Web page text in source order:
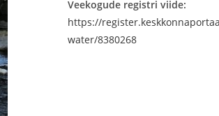
Veekogude registri viide:
https://
water/8380268